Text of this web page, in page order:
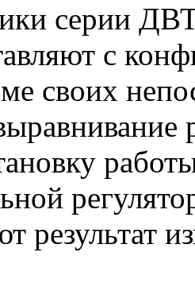
серии
с
своих
результат